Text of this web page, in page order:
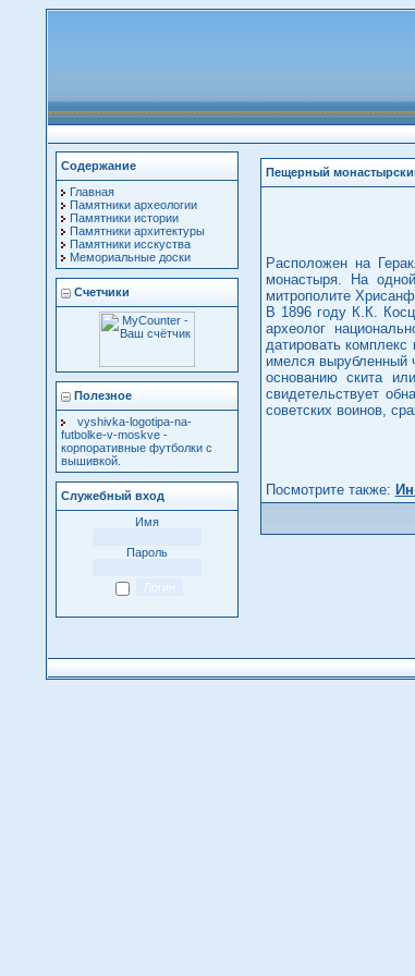
Содержание
Главная
Памятники археологии
Памятники истории
Памятники архитектуры
Памятники исскуства
Мемориальные доски
Счетчики
Полезное
vyshivka-logotipa-na-
futbolke-v-moskve-
корпоративные футболки с
вышивкой.
Служебный вход
Имя
Пароль
Пещерный
Расположен на
монастыря. На
митрополите
В 1896 году К.К.
археолог
датировать
имелся вырубленный
основанию скита
свидетельствует
советских воинов,
Посмотрите также: